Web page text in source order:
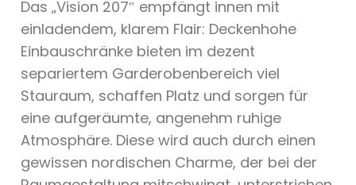
Das „Vision 207″ empfängt innen mit
einladendem, klarem Flair: Deckenhohe
Einbauschränke bieten im dezent
separiertem Garderobenbereich viel
Stauraum, schaffen Platz und sorgen für
eine aufgeräumte, angenehm ruhige
Atmosphäre. Diese wird auch durch einen
gewissen nordischen Charme, der bei der